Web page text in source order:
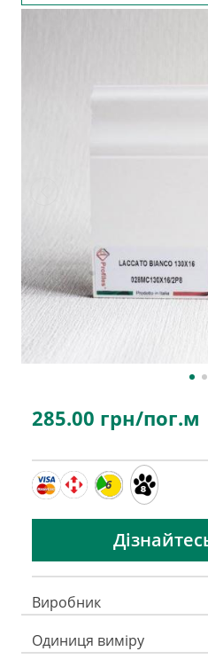
285.00 грн/пог.м
6
Виробник
Одиниця виміру